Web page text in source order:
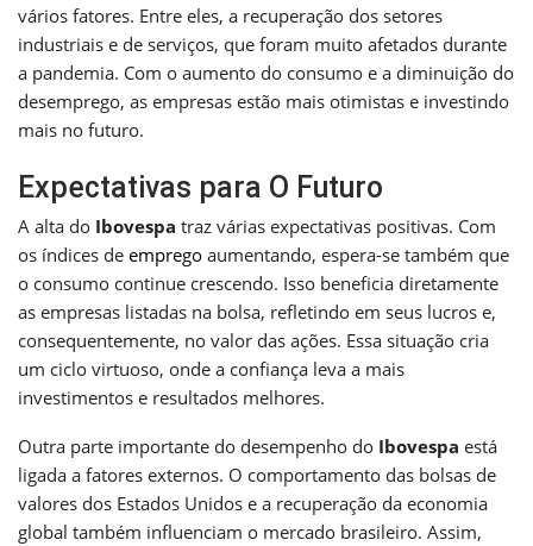
vários fatores. Entre eles, a recuperação dos setores
industriais e de serviços, que foram muito afetados durante
a pandemia. Com o aumento do consumo e a diminuição do
desemprego, as empresas estão mais otimistas e investindo
mais no futuro.
Expectativas para O Futuro
A alta do Ibovespa traz várias expectativas positivas. Com
os índices de emprego aumentando, espera-se também que
o consumo continue crescendo. Isso beneficia diretamente
as empresas listadas na bolsa, refletindo em seus lucros e,
consequentemente, no valor das ações. Essa situação cria
um ciclo virtuoso, onde a confiança leva a mais
investimentos e resultados melhores.
Outra parte importante do desempenho do Ibovespa está
ligada a fatores externos. O comportamento das bolsas de
valores dos Estados Unidos e a recuperação da economia
global também influenciam o mercado brasileiro. Assim,